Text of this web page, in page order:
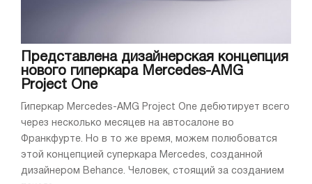
Представлена дизайнерская концепция
нового гиперкара Mercedes-AMG
Project One
Гиперкар Mercedes-AMG Project One дебютирует всего
через несколько месяцев на автосалоне во
Франкфурте. Но в то же время, можем полюбоватся
этой концепцией суперкара Mercedes, созданной
дизайнером Behance. Человек, стоящий за созданием